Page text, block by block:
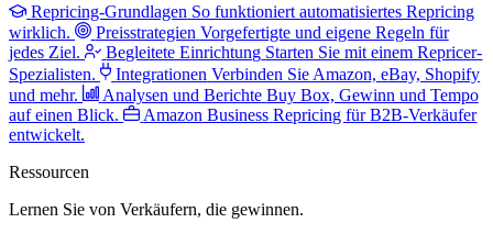
Repricing-Grundlagen So funktioniert automatisiertes Repricing
wirklich.
Preisstrategien Vorgefertigte und eigene Regeln für
jedes Ziel.
Begleitete Einrichtung Starten Sie mit einem Repricer-
Spezialisten.
Integrationen Verbinden Sie Amazon, eBay, Shopify
und mehr.
Analysen und Berichte Buy Box, Gewinn und Tempo
auf einen Blick.
Amazon Business Repricing für B2B-Verkäufer
entwickelt.
Ressourcen
Lernen Sie von Verkäufern, die gewinnen.